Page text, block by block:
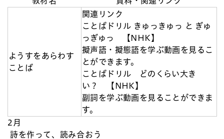
ようすをあらわす
ことば
関連リンク
ことばドリル きゅっきゅっ と ぎゅ
っぎゅっ 【NHK】
擬声語・擬態語を学ぶ動画を見るこ
とができます。
ことばドリル どのくらい大き
い？ 【NHK】
副詞を学ぶ動画を見ることができま
す。
2月
詩を作って、読み合おう